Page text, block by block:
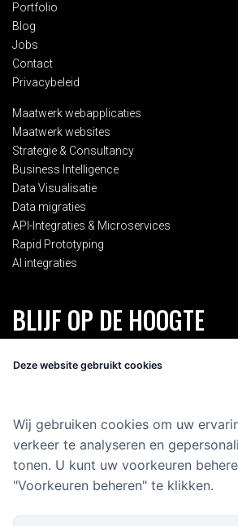
Portfolio
Blog
Jobs
Contact
Privacybeleid
Maatwerk webapplicaties
Maatwerk websites
Strategie & Consultancy
Business Intelligence
Data Visualisatie
Data migraties
API-Integraties & Microservices
Rapid Prototyping
AI integraties
BLIJF OP DE HOOGTE
hoogte van alles rondom Eenvoud.
E-mailadres
Deze website gebruikt cookies
Wij gebruiken cookies om uw
verkeer te analyseren en
tonen. U kunt uw voorkeuren
"Voorkeuren beheren" te klikken.